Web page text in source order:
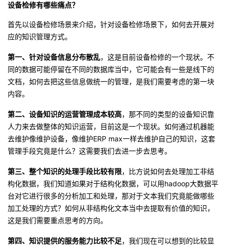
设备检修有哪些痛点？
首先以设备检修场景来介绍，针对设备检修场景下，如何去开展对
应的知识管理方式。
第一、 针对设备信息分布散乱，这是目前设备检修的一个现状。不
同的数据可能停留在不同的数据库当中，它可能会有一些是线下的
文档，如何去把这些信息做统一的管理，是我们需要考虑的第一块
内容。
第二、 设备知识的运营管理成本较高，那不同的类型的设备知识靠
人力来去做整体的知识运营，目前这是一个现状。如何通过机器能
去维护像维护设备，像维护ERP max一样去维护自己的知识，这套
管理手段究竟是什么？这需要我们去进一步去思考。
第三、 整个知识的处理手段比较有限，比方说如何去处理加工非结
构化数据，我们知道如果对于结构化数据，可以用hadoop大数据平
台对它进行很多的分析加工和处理，那对于文本我们究竟能做哪些
加工处理的方式？如何从非结构化文本当中去提取有价值的知识，
这是我们需要重点思考的方向。
第四、 知识提供的服务能力比较不足，我们现在可以想到的比较显